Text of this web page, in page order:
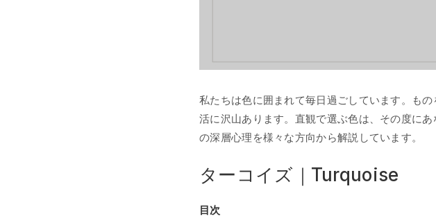
私たちは色に囲まれて毎日過ごしています。も
活に沢山あります。直観で選ぶ色は、その度に
の深層心理を様々な方向から解説しています。
ターコイズ｜Turquoise
目次